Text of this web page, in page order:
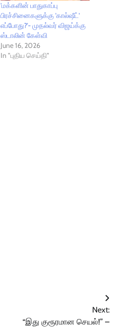
'மக்களின் பாதுகாப்பு
பிரச்சினைகளுக்கு 'கால்ஷீட்'
எப்போது?'- முதல்வர் விஜய்க்கு
ஸ்டாலின் கேள்வி
June 16, 2026
In "புதிய செய்தி"
Next:
“இது குரூரமான செயல்!” –